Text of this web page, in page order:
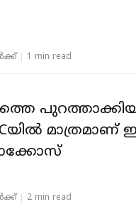
1 min read
2 min read